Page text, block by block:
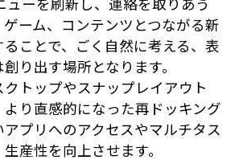
ューを刷新し、連絡を取りあう
ーム、コンテンツとつながる新
ることで、ごく自然に考える、表
り出す場所となります。
トップやスナップレイアウト
り直感的になった再ドッキング
プリへのアクセスやマルチタス
産性を向上させます。